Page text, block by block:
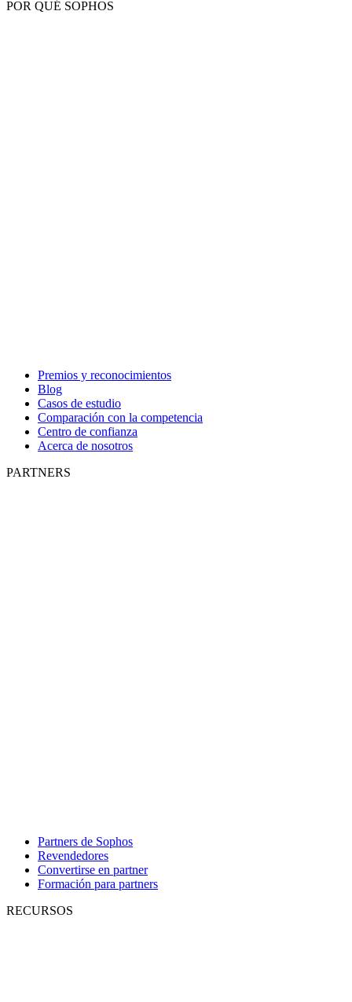
POR QUÉ SOPHOS
Premios y reconocimientos
Blog
Casos de estudio
Comparación con la competencia
Centro de confianza
Acerca de nosotros
PARTNERS
Partners de Sophos
Revendedores
Convertirse en partner
Formación para partners
RECURSOS